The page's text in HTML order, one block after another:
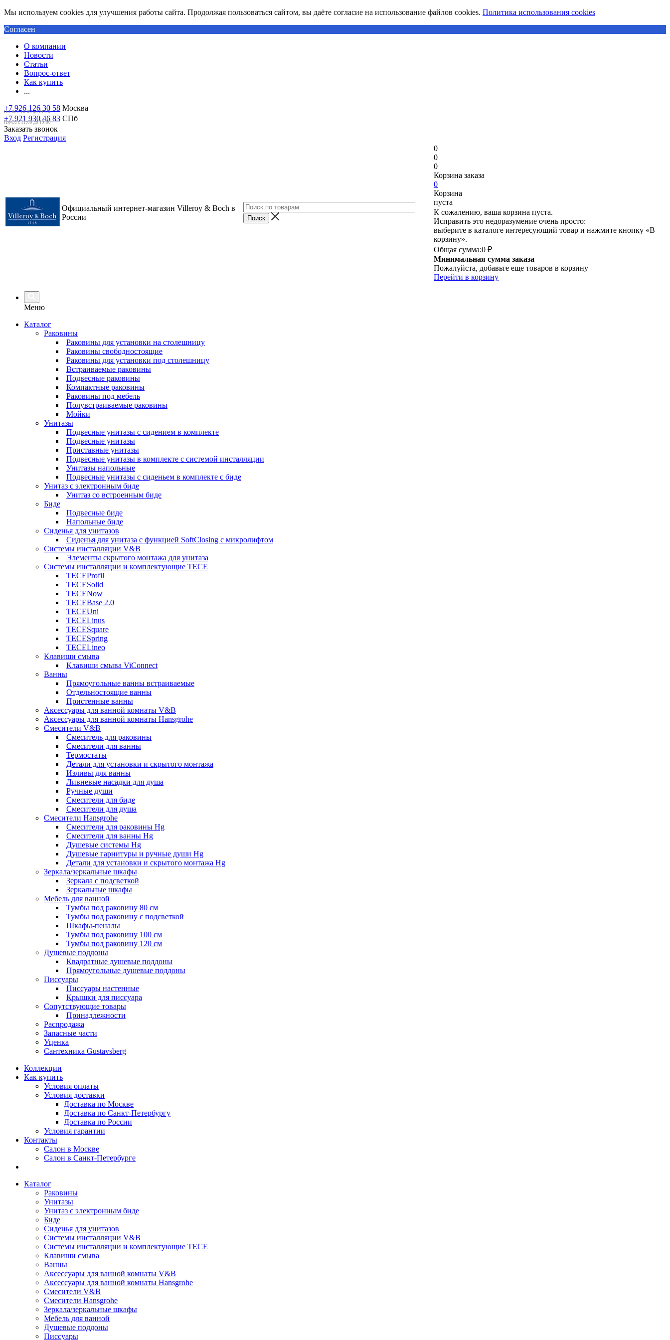
Мы используем cookies для улучшения работы сайта. Продолжая пользоваться сайтом, вы даёте согласие на использование файлов cookies. Политика использования cookies
Согласен
О компании
Новости
Статьи
Вопрос-ответ
Как купить
...
+7 926 126 30 58 Москва
Пн-Вс с 10:00 до 21:00
+7 921 930 46 83 СПб
Пн-Сб c 11:00 до 19:00
Заказать звонок
Вход Регистрация
Официальный интернет-магазин Villeroy & Boch в
России
0
0
0
Корзина заказа
0
Корзина
пуста
К сожалению, ваша корзина пуста.
Исправить это недоразумение очень просто:
выберите в каталоге интересующий товар и нажмите кнопку «В
корзину».
Общая сумма:0 ₽
Минимальная сумма заказа
Пожалуйста, добавьте еще товаров в корзину
Перейти в корзину
Меню
Каталог
Раковины
Раковины для установки на столешницу
Раковины свободностоящие
Раковины для установки под столешницу
Встраиваемые раковины
Подвесные раковины
Компактные раковины
Раковины под мебель
Полувстраиваемые раковины
Мойки
Унитазы
Подвесные унитазы с сидением в комплекте
Подвесные унитазы
Приставные унитазы
Подвесные унитазы в комплекте с системой инсталляции
Унитазы напольные
Подвесные унитазы с сиденьем в комплекте с биде
Унитаз с электронным биде
Унитаз со встроенным биде
Биде
Подвесные биде
Напольные биде
Сиденья для унитазов
Сиденья для унитаза с функцией SoftClosing с микролифтом
Системы инсталляции V&B
Элементы скрытого монтажа для унитаза
Системы инсталляции и комплектующие TECE
TECEProfil
TECESolid
TECENow
TECEBase 2.0
TECEUni
TECELinus
TECESquare
TECESpring
TECELineo
Клавиши смыва
Клавиши смыва ViConnect
Ванны
Прямоугольные ванны встраиваемые
Отдельностоящие ванны
Пристенные ванны
Аксессуары для ванной комнаты V&B
Аксессуары для ванной комнаты Hansgrohe
Смесители V&B
Смеситель для раковины
Смесители для ванны
Термостаты
Детали для установки и скрытого монтажа
Изливы для ванны
Ливневые насадки для душа
Ручные души
Смесители для биде
Смесители для душа
Смесители Hansgrohe
Смесители для раковины Hg
Смесители для ванны Hg
Душевые системы Hg
Душевые гарнитуры и ручные души Hg
Детали для установки и скрытого монтажа Hg
Зеркала/зеркальные шкафы
Зеркала с подсветкой
Зеркальные шкафы
Мебель для ванной
Тумбы под раковину 80 см
Тумбы под раковину с подсветкой
Шкафы-пеналы
Тумбы под раковину 100 см
Тумбы под раковину 120 см
Душевые поддоны
Квадратные душевые поддоны
Прямоугольные душевые поддоны
Писсуары
Писсуары настенные
Крышки для писсуара
Сопутствующие товары
Принадлежности
Распродажа
Запасные части
Уценка
Сантехника Gustavsberg
Коллекции
Как купить
Условия оплаты
Условия доставки
Доставка по Москве
Доставка по Санкт-Петербургу
Доставка по России
Условия гарантии
Контакты
Салон в Москве
Салон в Санкт-Петербурге
Каталог
Раковины
Унитазы
Унитаз с электронным биде
Биде
Сиденья для унитазов
Системы инсталляции V&B
Системы инсталляции и комплектующие TECE
Клавиши смыва
Ванны
Аксессуары для ванной комнаты V&B
Аксессуары для ванной комнаты Hansgrohe
Смесители V&B
Смесители Hansgrohe
Зеркала/зеркальные шкафы
Мебель для ванной
Душевые поддоны
Писсуары